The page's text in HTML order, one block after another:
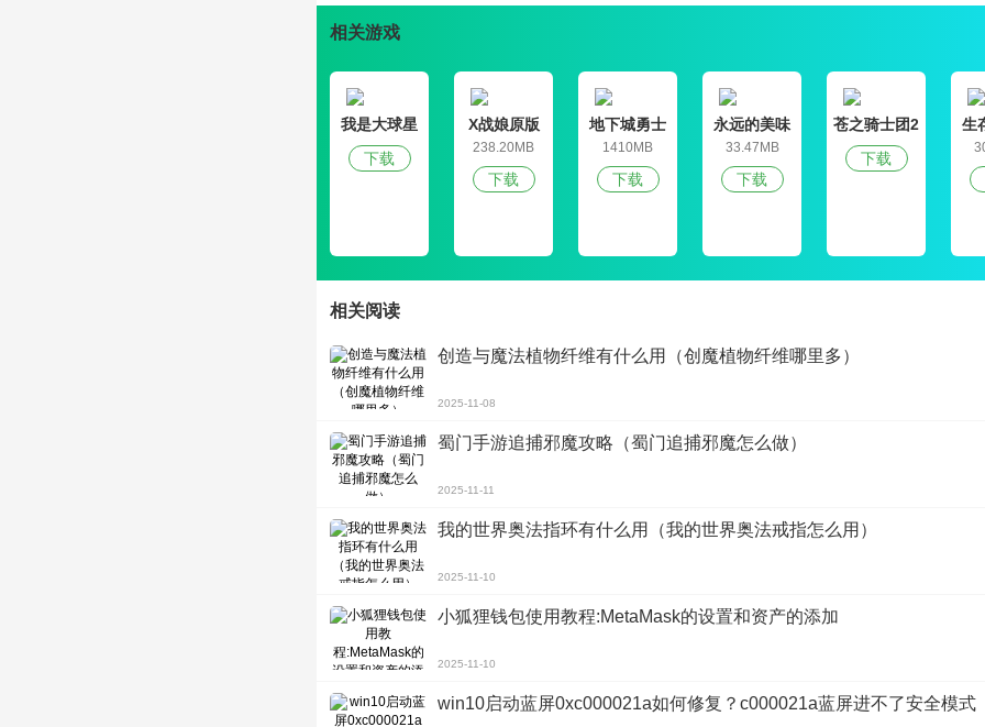
编辑点评
乒乓球魔鬼王2这场比赛向我们展示了乒乓球的魅力、玩家可以一边享受比赛，一边体验竞技运动的激烈刺激、
相关游戏
我是大球星
下载
X战娘原版
238.20MB
下载
地下城勇士
官网版
1410MB
下载
永远的美味
星球4破解版
33.47MB
下载
苍之骑士团2
下载
生
相关阅读
创造与魔法植物纤维有什么用（创魔植物纤维哪里多）
2025-11-08
蜀门手游追捕邪魔攻略（蜀门追捕邪魔怎么做）
2025-11-11
我的世界奥法指环有什么用（我的世界奥法戒指怎么用）
2025-11-10
小狐狸钱包使用教程:MetaMask的设置和资产的添加
2025-11-10
win10启动蓝屏0xc000021a如何修复？c000021a蓝屏进不了安全模式